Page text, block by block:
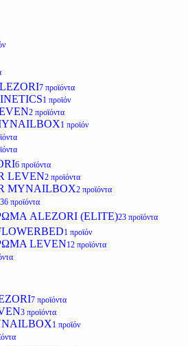
7 προϊόντα
1 προϊόν
2 προϊόντα
1 προϊόν
6 προϊόντα
LEVEN2 προϊόντα
MYNAILBOX2 προϊόντα
36 προϊόντα
ALEZORI (ELITE)23 προϊόντα
1 προϊόν
LEVEN12 προϊόντα
7 προϊόντα
3 προϊόντα
1 προϊόν